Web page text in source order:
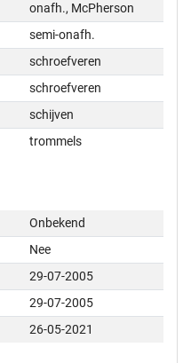
onafh., McPherson
semi-onafh.
schroefveren
schroefveren
schijven
trommels
Onbekend
Nee
29-07-2005
29-07-2005
26-05-2021